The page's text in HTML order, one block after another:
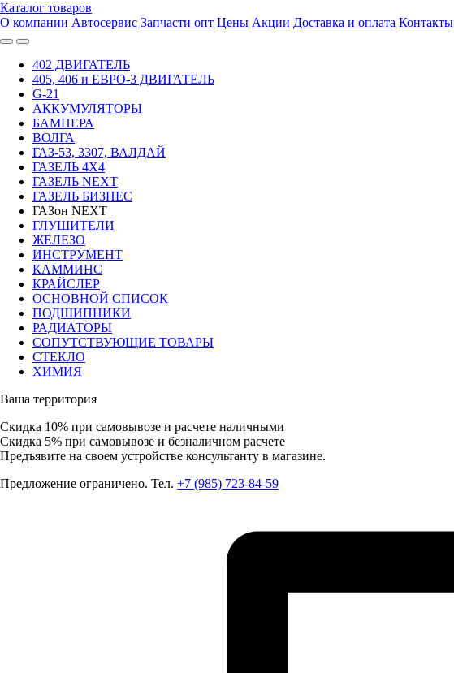
Каталог товаров
О компании Автосервис Запчасти опт Цены Акции Доставка и оплата Контакты
402 ДВИГАТЕЛЬ
405, 406 и ЕВРО-3 ДВИГАТЕЛЬ
G-21
АККУМУЛЯТОРЫ
БАМПЕРА
ВОЛГА
ГАЗ-53, 3307, ВАЛДАЙ
ГАЗЕЛЬ 4Х4
ГАЗЕЛЬ NEXT
ГАЗЕЛЬ БИЗНЕС
ГАЗон NEXT
ГЛУШИТЕЛИ
ЖЕЛЕЗО
ИНСТРУМЕНТ
КАММИНС
КРАЙСЛЕР
ОСНОВНОЙ СПИСОК
ПОДШИПНИКИ
РАДИАТОРЫ
СОПУТСТВУЮЩИЕ ТОВАРЫ
СТЕКЛО
ХИМИЯ
Ваша территория
Скидка 10% при самовывозе и расчете наличными
Скидка 5% при самовывозе и безналичном расчете
Предъявите на своем устройстве консультанту в магазине.
Предложение ограничено. Тел. +7 (985) 723-84-59